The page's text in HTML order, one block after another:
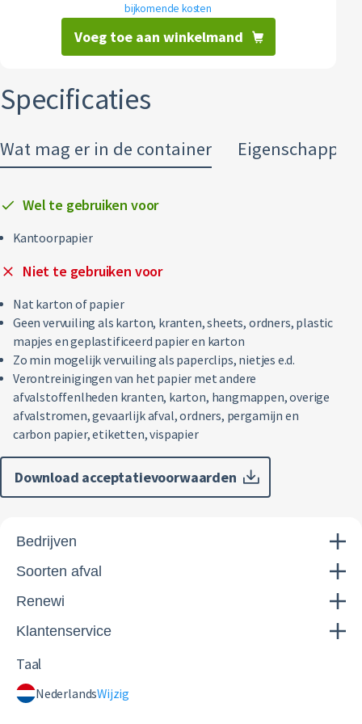
Restafval
Alle soorten afval
Voeg toe aan winkelmand
bijkomende kosten
Specificaties
Wat mag er in de container Eigenschappen
Wel te gebruiken voor
Kantoorpapier
Niet te gebruiken voor
Nat karton of papier
Geen vervuiling als karton, kranten, sheets, ordners, plastic
mapjes en geplastificeerd papier en karton
Zo min mogelijk vervuiling als paperclips, nietjes e.d.
Verontreinigingen van het papier met andere
afvalstoffenlheden kranten, karton, hangmappen, overige
afvalstromen, gevaarlijk afval, ordners, pergamijn en
carbon papier, etiketten, vispapier
Download acceptatievoorwaarden
Bedrijven
Soorten afval
Renewi
Klantenservice
Taal
NederlandsWijzig